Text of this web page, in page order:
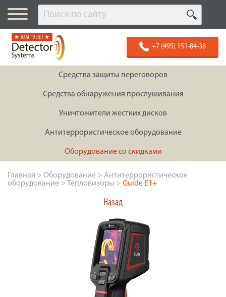
★ НАМ 19 ЛЕТ ★
+7 (495) 151-84-38
Средства защиты переговоров
Средства обнаружения прослушивания
Уничтожители жестких дисков
Антитеррористическое оборудование
Оборудование со скидками
Главная > Оборудование > Антитеррористическое
оборудование > Тепловизоры > Guide E1+
Назад